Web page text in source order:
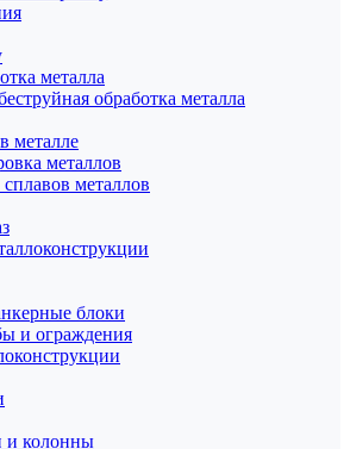
металла
обработка металла
металле
металлов
металлов
блоки
и ограждения
и колонны